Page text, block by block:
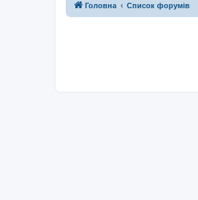
Головна Список форумів